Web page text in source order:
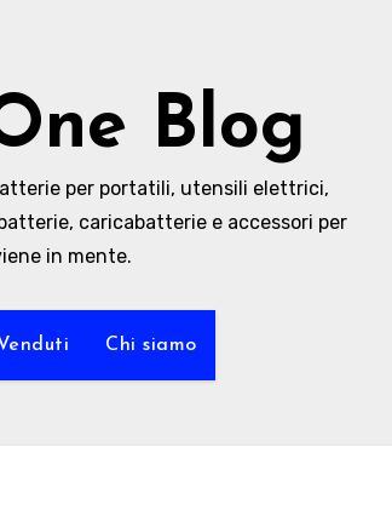
Blog
per portatili, utensili elettrici,
caricabatterie e accessori per
in mente.
Chi siamo